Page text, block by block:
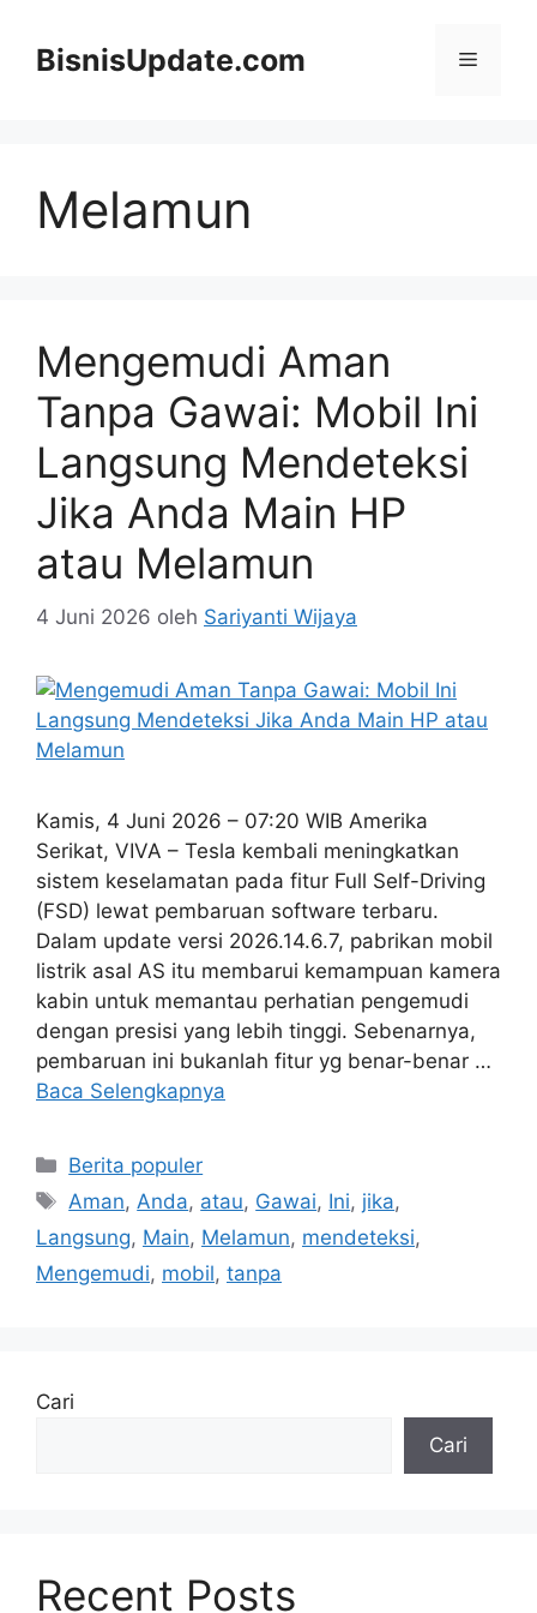
BisnisUpdate.com Menu
Melamun
Mengemudi Aman
Tanpa Gawai: Mobil Ini
Langsung Mendeteksi
Jika Anda Main HP
atau Melamun
4 Juni 2026 oleh Sariyanti Wijaya
Kamis, 4 Juni 2026 – 07:20 WIB Amerika
Serikat, VIVA – Tesla kembali meningkatkan
sistem keselamatan pada fitur Full Self-Driving
(FSD) lewat pembaruan software terbaru.
Dalam update versi 2026.14.6.7, pabrikan mobil
listrik asal AS itu membarui kemampuan kamera
kabin untuk memantau perhatian pengemudi
dengan presisi yang lebih tinggi. Sebenarnya,
pembaruan ini bukanlah fitur yg benar-benar …
Baca Selengkapnya
Kategori
Berita populer
Tag
Aman, Anda, atau, Gawai, Ini, jika,
Langsung, Main, Melamun, mendeteksi,
Mengemudi, mobil, tanpa
Cari
Cari
Recent Posts